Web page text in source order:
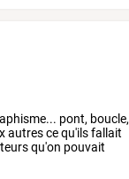
pont, boucle,
autrescequ'ilsfallait
qu'on pouvait